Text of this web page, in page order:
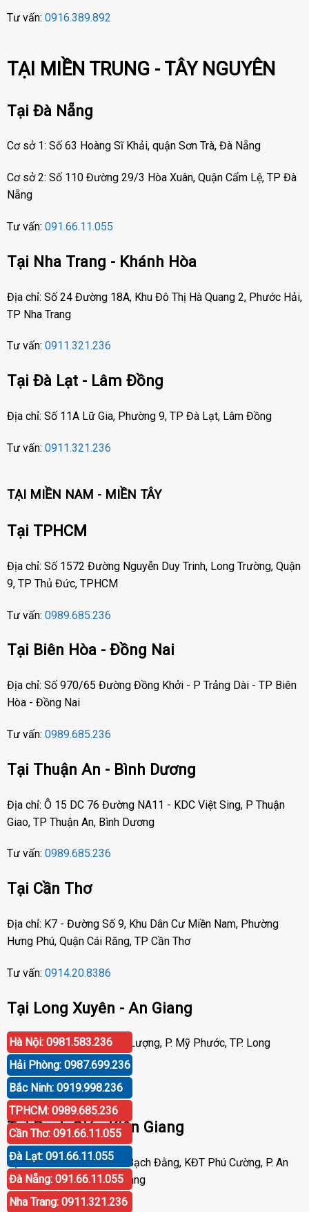
Tư vấn: 0916.389.892
TẠI MIỀN TRUNG - TÂY NGUYÊN
Tại Đà Nẵng
Cơ sở 1: Số 63 Hoàng Sĩ Khải, quận Sơn Trà, Đà Nẵng
Cơ sở 2: Số 110 Đường 29/3 Hòa Xuân, Quận Cẩm Lệ, TP Đà
Nẵng
Tư vấn: 091.66.11.055
Tại Nha Trang - Khánh Hòa
Địa chỉ: Số 24 Đường 18A, Khu Đô Thị Hà Quang 2, Phước Hải,
TP Nha Trang
Tư vấn: 0911.321.236
Tại Đà Lạt - Lâm Đồng
Địa chỉ: Số 11A Lữ Gia, Phường 9, TP Đà Lạt, Lâm Đồng
Tư vấn: 0911.321.236
TẠI MIỀN NAM - MIỀN TÂY
Tại TPHCM
Địa chỉ: Số 1572 Đường Nguyễn Duy Trinh, Long Trường, Quận
9, TP Thủ Đức, TPHCM
Tư vấn: 0989.685.236
Tại Biên Hòa - Đồng Nai
Địa chỉ: Số 970/65 Đường Đồng Khởi - P Trảng Dài - TP Biên
Hòa - Đồng Nai
Tư vấn: 0989.685.236
Tại Thuận An - Bình Dương
Địa chỉ: Ô 15 DC 76 Đường NA11 - KDC Việt Sing, P Thuận
Giao, TP Thuận An, Bình Dương
Tư vấn: 0989.685.236
Tại Cần Thơ
Địa chỉ: K7 - Đường Số 9, Khu Dân Cư Miền Nam, Phường
Hưng Phú, Quận Cái Răng, TP Cần Thơ
Tư vấn: 0914.20.8386
Tại Long Xuyên - An Giang
Địa chỉ: Số 417 Phạm Cự Lượng, P. Mỹ Phước, TP. Long
Xuyên, An Giang
Tư vấn:0919.998.236
Tại Rạch Giá - Kiên Giang
Địa chỉ: P30 Căn 07 Trần Bạch Đằng, KĐT Phú Cường, P. An
Hòa, TP. Rạch Giá, Kiên Giang
Hà Nội: 0981.583.236
Hải Phòng: 0987.699.236
Bắc Ninh: 0919.998.236
TPHCM: 0989.685.236
Cần Thơ: 091.66.11.055
Đà Lạt: 091.66.11.055
Đà Nẵng: 091.66.11.055
Nha Trang: 0911.321.236